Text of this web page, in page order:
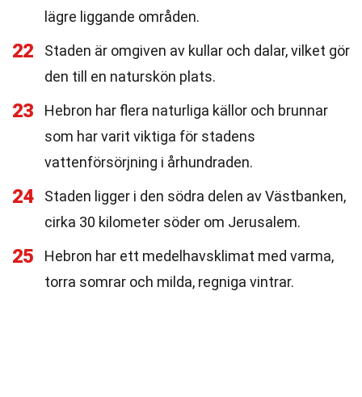
lägre liggande områden.
22
Staden är omgiven av kullar och dalar, vilket gör
den till en naturskön plats.
23
Hebron har flera naturliga källor och brunnar
som har varit viktiga för stadens
vattenförsörjning i århundraden.
24
Staden ligger i den södra delen av Västbanken,
cirka 30 kilometer söder om Jerusalem.
25
Hebron har ett medelhavsklimat med varma,
torra somrar och milda, regniga vintrar.